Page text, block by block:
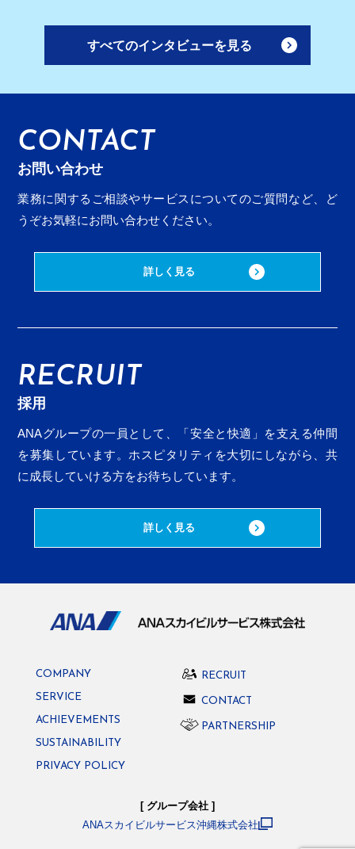
すべてのインタビューを見る
CONTACT
お問い合わせ
業務に関するご相談やサービスについてのご質問など、
ど
うぞお気軽にお問い合わせください。
詳しく見る
RECRUIT
採用
ANAグループの一員として、「安全と快適」を支える仲間
を募集しています。ホスピタリティを大切にしながら、 共
に成長していける方をお待ちしています。
詳しく見る
COMPANY
SERVICE
ACHIEVEMENTS
SUSTAINABILITY
PRIVACY POLICY
RECRUIT
CONTACT
PARTNERSHIP
[ グループ会社 ]
ANAスカイビルサービス沖縄株式会社